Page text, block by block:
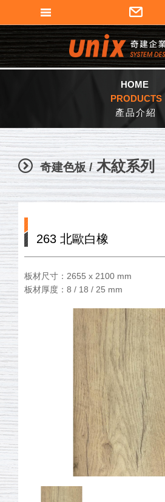
HOME
PRODUCTS
產品介紹
奇建色板 /木紋系列
263 北歐白橡
板材尺寸：2655 x 2100 mm
板材厚度：8 / 18 / 25 mm
填寫匯款通知
會員登入
加入會員
忘記密碼
密碼修改
個人資料修改
訂單查詢
會員登出